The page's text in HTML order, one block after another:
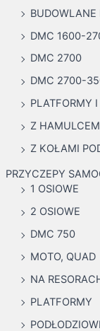
BUDOWLANE
DMC 1600-
DMC 2700
DMC 2700-
PLATFORMY
Z HAMULCEM
Z KOŁAMI
PRZYCZEPY
1 OSIOWE
2 OSIOWE
DMC 750
MOTO, QUAD
NA
PLATFORMY